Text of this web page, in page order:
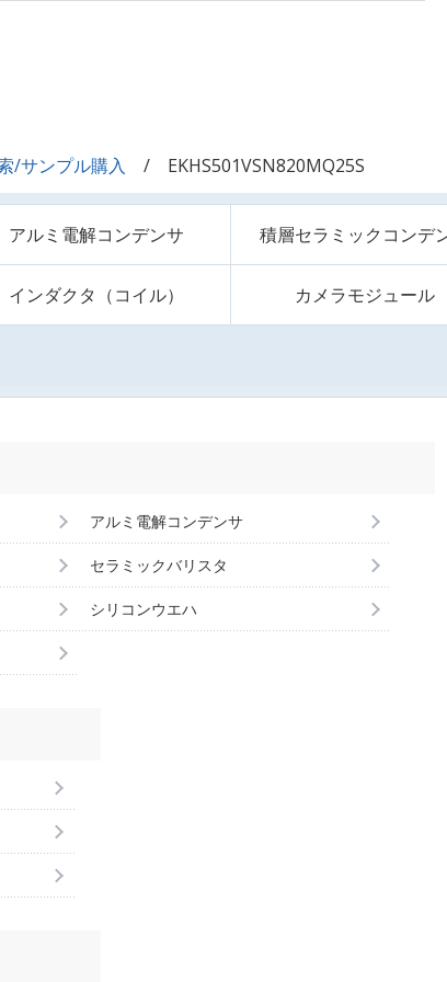
/サンプル購入 EKHS501VSN820MQ25S
アルミ電解コンデンサ 積層セラミックコンデ
インダクタ（コイル） カメラモジュール
アルミ電解コンデンサ
セラミックバリスタ
シリコンウエハ